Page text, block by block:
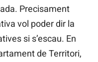
Precisament
vol poder dir la
si s’escau. En
de Territori,